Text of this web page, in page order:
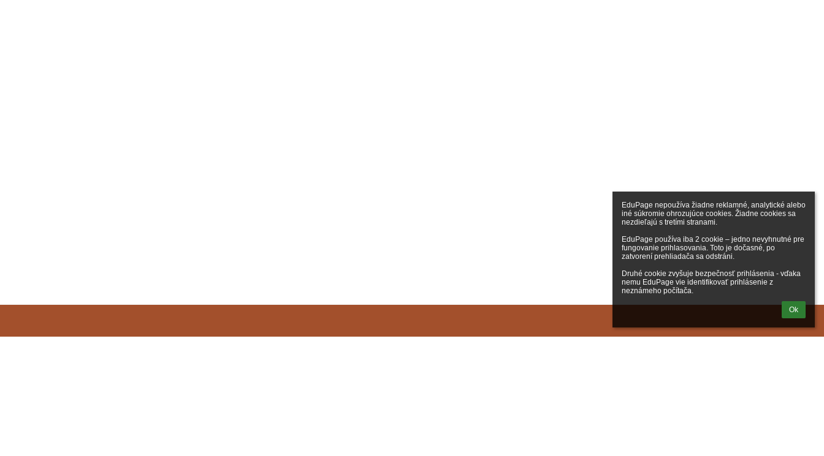
EduPage nepoužíva žiadne reklamné, analytické alebo
iné súkromie ohrozujúce cookies. Žiadne cookies sa
nezdieľajú s tretími stranami.
EduPage používa iba 2 cookie – jedno nevyhnutné pre
fungovanie prihlasovania. Toto je dočasné, po
zatvorení prehliadača sa odstráni.
Druhé cookie zvyšuje bezpečnosť prihlásenia - vďaka
nemu EduPage vie identifikovať prihlásenie z
neznámeho počítača.
Ok